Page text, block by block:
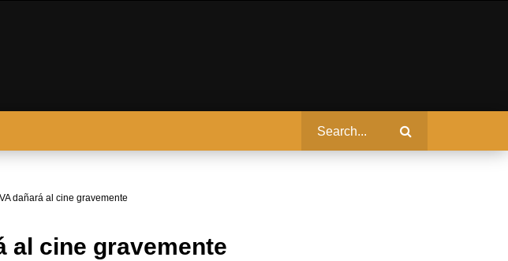
dañará al cine gravemente
al cine gravemente